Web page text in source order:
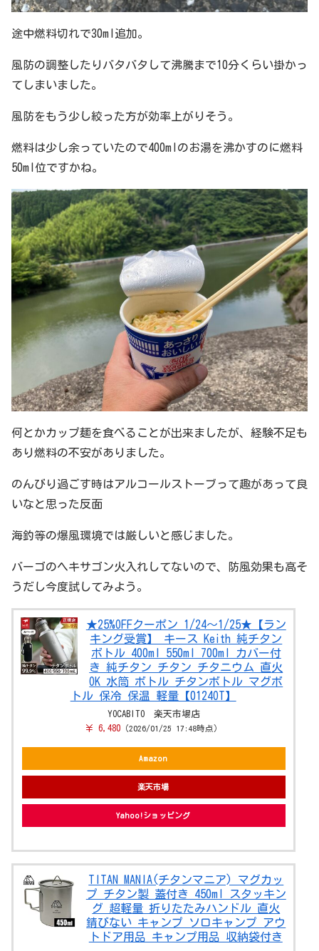
途中燃料切れで30ml追加。
風防の調整したりバタバタして沸騰まで10分くらい掛かっ
てしまいました。
風防をもう少し絞った方が効率上がりそう。
燃料は少し余っていたので400mlのお湯を沸かすのに燃料
50ml位ですかね。
何とかカップ麺を食べることが出来ましたが、経験不足も
あり燃料の不安がありました。
のんびり過ごす時はアルコールストーブって趣があって良
いなと思った反面
海釣等の爆風環境では厳しいと感じました。
バーゴのヘキサゴン火入れしてないので、防風効果も高そ
うだし今度試してみよう。
★25%OFFクーポン 1/24〜1/25★【ラン
キング受賞】 キース Keith 純チタン
ボトル 400ml 550ml 700ml カバー付
き 純チタン チタン チタニウム 直火
OK 水筒 ボトル チタンボトル マグボ
トル 保冷 保温 軽量【0124OT】
YOCABITO 楽天市場店
￥ 6,480 （2026/01/25 17:48時点）
Amazon
楽天市場
Yahoo!ショッピング
TITAN MANIA(チタンマニア) マグカッ
プ チタン製 蓋付き 450ml スタッキン
グ 超軽量 折りたたみハンドル 直火
錆びない キャンプ ソロキャンプ アウ
トドア用品 キャンプ用品 収納袋付き